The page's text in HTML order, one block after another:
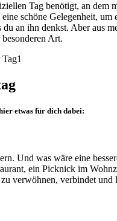
Tag benötigt, an dem
schöne Gelegenheit,
an ihn denkst. Aber aus
Art.
etwas für dich dabei:
Und was wäre eine
ein Picknick im
verwöhnen, verbindet und